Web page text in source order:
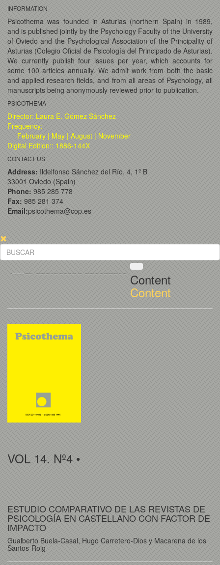
INFORMATION
Psicothema was founded in Asturias (northern Spain) in 1989,
and is published jointly by the Psychology Faculty of the University
of Oviedo and the Psychological Association of the Principality of
Asturias (Colegio Oficial de Psicología del Principado de Asturias).
We currently publish four issues per year, which accounts for
some 100 articles annually. We admit work from both the basic
and applied research fields, and from all areas of Psychology, all
manuscripts being anonymously reviewed prior to publication.
PSICOTHEMA
Director: Laura E. Gómez Sánchez
Frequency:
February | May | August | November
Digital Edition:: 1886-144X
CONTACT US
Address: Ildelfonso Sánchez del Río, 4, 1º B
33001 Oviedo (Spain)
Phone: 985 285 778
Fax: 985 281 374
Email:psicothema@cop.es
Content
Content
VOL 14. Nº4 •
ESTUDIO COMPARATIVO DE LAS REVISTAS DE
PSICOLOGÍA EN CASTELLANO CON FACTOR DE
IMPACTO
Gualberto Buela-Casal, Hugo Carretero-Dios y Macarena de los
Santos-Roig